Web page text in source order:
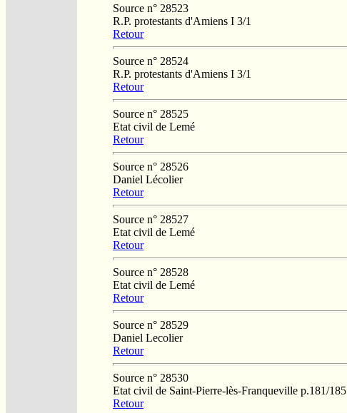
Source n° 28523
R.P. protestants d'Amiens I 3/1
Retour
Source n° 28524
R.P. protestants d'Amiens I 3/1
Retour
Source n° 28525
Etat civil de Lemé
Retour
Source n° 28526
Daniel Lécolier
Retour
Source n° 28527
Etat civil de Lemé
Retour
Source n° 28528
Etat civil de Lemé
Retour
Source n° 28529
Daniel Lecolier
Retour
Source n° 28530
Etat civil de Saint-Pierre-lès-Franqueville p.181/185
Retour